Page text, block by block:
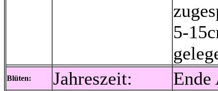
5-
Blüten: Jahreszeit: